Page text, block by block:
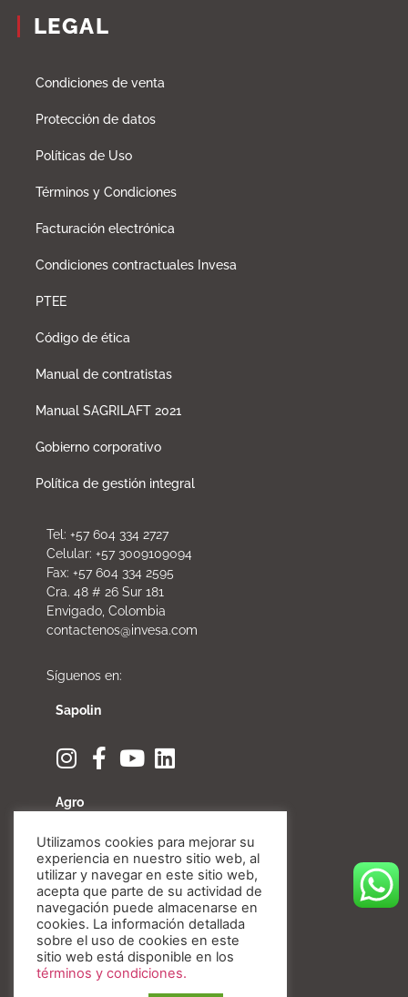
LEGAL
Condiciones de venta
Protección de datos
Políticas de Uso
Términos y Condiciones
Facturación electrónica
Condiciones contractuales Invesa
PTEE
Código de ética
Manual de contratistas
Manual SAGRILAFT 2021
Gobierno corporativo
Política de gestión integral
Tel: +57 604 334 2727
Celular: +57 3009109094
Fax: +57 604 334 2595
Cra. 48 # 26 Sur 181
Envigado, Colombia
contactenos@invesa.com
Síguenos en:
Sapolin
Agro
Fibratore
Utilizamos cookies para mejorar su
experiencia en nuestro sitio web, al
utilizar y navegar en este sitio web,
acepta que parte de su actividad de
navegación puede almacenarse en
cookies. La información detallada
sobre el uso de cookies en este
sitio web está disponible en los
términos y condiciones.